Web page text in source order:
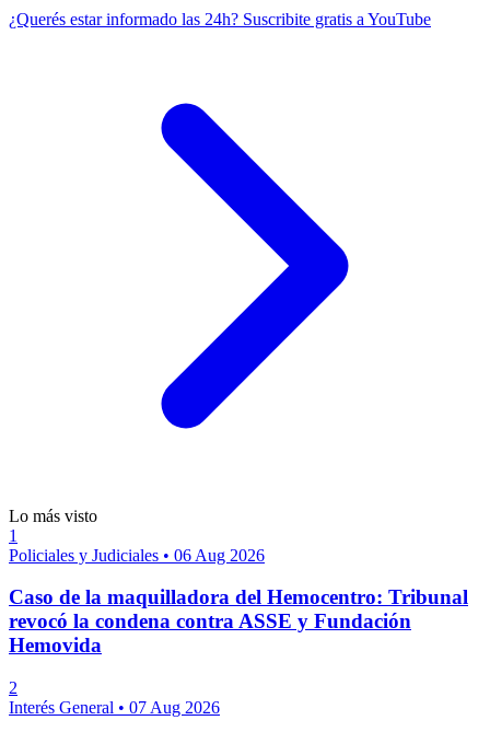
¿Querés estar informado las 24h? Suscribite gratis a YouTube
Lo más visto
1
Policiales y Judiciales • 06 Aug 2026
Caso de la maquilladora del Hemocentro: Tribunal
revocó la condena contra ASSE y Fundación
Hemovida
2
Interés General • 07 Aug 2026